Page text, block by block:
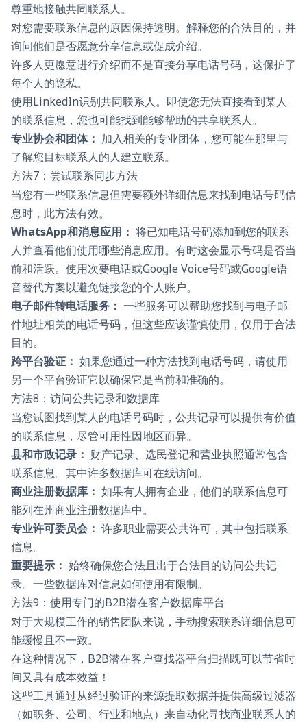
尊重地接触共同联系人。
对您需要联系信息的原因保持透明。解释您的合法目的，并
询问他们是否愿意分享信息或促成介绍。
许多人更愿意进行介绍而不是直接分享电话号码，这保护了
每个人的隐私。
使用LinkedIn识别共同联系人。即使您无法直接看到某人
的联系信息，您也可能找到能够帮助的共享联系人。
专业协会和团体： 加入相关的专业团体，您可能在那里与
了解您目标联系人的人建立联系。
方法7：尝试联系同步方法
当您有一些联系信息但需要额外详细信息来找到电话号码信
息时，此方法有效。
WhatsApp和消息应用： 将已知电话号码添加到您的联系
人并查看他们使用哪些消息应用。有时这会显示号码是否当
前和活跃。使用次要电话或Google Voice号码或Google语
音替代方案以避免链接您的个人账户。
电子邮件转电话服务： 一些服务可以帮助您找到与电子邮
件地址相关的电话号码，但这些应该谨慎使用，仅用于合法
目的。
跨平台验证： 如果您通过一种方法找到电话号码，请使用
另一个平台验证它以确保它是当前和准确的。
方法8：访问公共记录和数据库
当您试图找到某人的电话号码时，公共记录可以提供有价值
的联系信息，尽管可用性因地区而异。
县和市政记录： 财产记录、选民登记和营业执照通常包含
联系信息。其中许多数据库可在线访问。
商业注册数据库： 如果有人拥有企业，他们的联系信息可
能列在州商业注册数据库中。
专业许可委员会： 许多职业需要公共许可，其中包括联系
信息。
重要提示： 始终确保您合法且出于合法目的访问公共记
录。一些数据库对信息如何使用有限制。
方法9：使用专门的B2B潜在客户数据库平台
对于大规模工作的销售团队来说，手动搜索联系详细信息可
能缓慢且不一致。
在这种情况下，B2B潜在客户查找器平台扫描既可以节省时
间又具有成本效益！
这些工具通过从经过验证的来源提取数据并提供高级过滤器
（如职务、公司、行业和地点）来自动化寻找商业联系人的